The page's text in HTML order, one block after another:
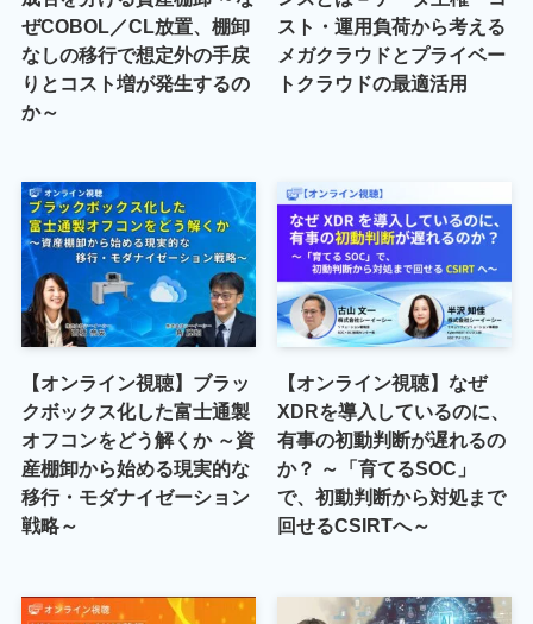
ぜCOBOL／CL放置、棚卸
なしの移行で想定外の手戻
りとコスト増が発生するの
か～
スト・運用負荷から考える
メガクラウドとプライベー
トクラウドの最適活用
【オンライン視聴】ブラッ
クボックス化した富士通製
オフコンをどう解くか ～資
産棚卸から始める現実的な
移行・モダナイゼーション
戦略～
【オンライン視聴】なぜ
XDRを導入しているのに、
有事の初動判断が遅れるの
か？ ～「育てるSOC」
で、初動判断から対処まで
回せるCSIRTへ～